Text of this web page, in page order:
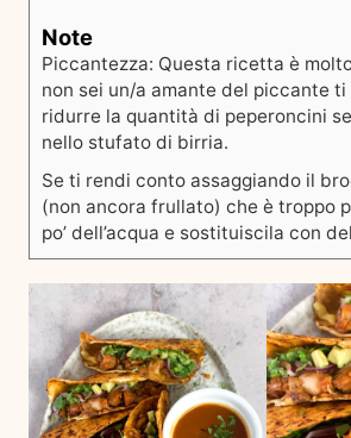
Note
Piccantezza: Questa ricetta è
non sei un/a amante del piccante
ridurre la quantità di peperoncini
nello stufato di birria.
Se ti rendi conto assaggiando il
(non ancora frullato) che è troppo
po’ dell’acqua e sostituiscila con